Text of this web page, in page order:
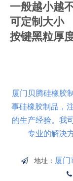
一般越小越
可定制大小
按键黑粒厚
厦门贝腾硅橡胶
事硅橡胶制品，
的生产经验。我
专业的解决
 地址： 厦